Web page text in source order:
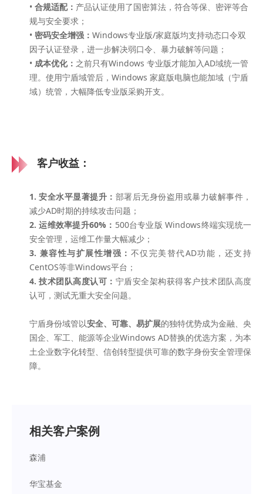
• 合规适配： 产品认证使用了国密算法，符合等保、密评等合
规与安全要求；
• 密码安全增强： Windows专业版/家庭版均支持动态口令双
因子认证登录，进一步解决弱口令、暴力破解等问题；
• 成本优化： 之前只有Windows 专业版才能加入AD域统一管
理。使用宁盾域管后，Windows 家庭版电脑也能加域（宁盾
域）统管，大幅降低专业版采购开支。
客户收益：
1. 安全水平显著提升： 部署后无身份盗用或暴力破解事件，
减少AD时期的持续攻击问题；
2. 运维效率提升60%： 500台专业版 Windows终端实现统一
安全管理，运维工作量大幅减少；
3. 兼容性与扩展性增强： 不仅完美替代AD功能，还支持
CentOS等非Windows平台；
4. 技术团队高度认可： 宁盾安全架构获得客户技术团队高度
认可，测试无重大安全问题。
宁盾身份域管以安全、可靠、易扩展的独特优势成为金融、央
国企、军工、能源等企业Windows AD替换的优选方案，为本
土企业数字化转型、信创转型提供可靠的数字身份安全管理保
障。
相关客户案例
森浦
华宝基金